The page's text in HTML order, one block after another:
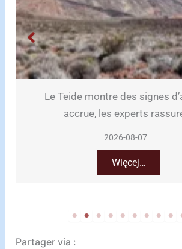
Teide montre des signes d’activité
accrue, les experts rassurent
Partager via :